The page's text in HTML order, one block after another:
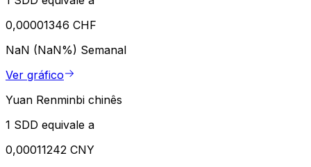
0,00001346 CHF
NaN (NaN%) Semanal
Ver gráfico
Yuan Renminbi chinês
1 SDD equivale a
0,00011242 CNY